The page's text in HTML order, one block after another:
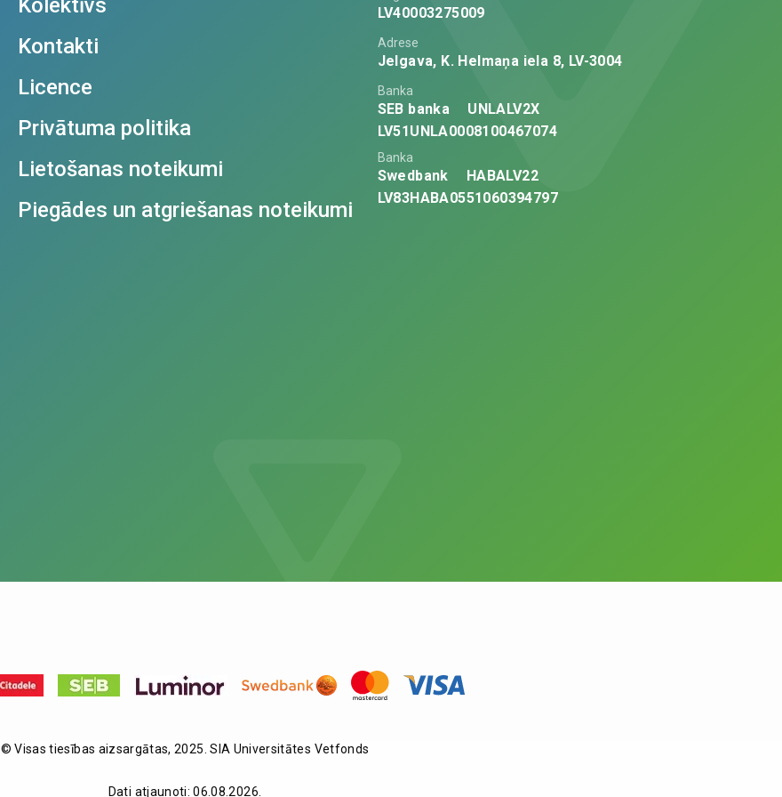
Kolektīvs
Kontakti
Licence
Privātuma politika
Lietošanas noteikumi
Piegādes un atgriešanas noteikumi
LV40003275009
Adrese
Jelgava, K. Helmaņa iela 8, LV-3004
Banka
SEB banka
UNLALV2X
LV51UNLA0008100467074
Banka
Swedbank
HABALV22
LV83HABA0551060394797
© Visas tiesības aizsargātas, 2025. SIA Universitātes Vetfonds
Dati atjaunoti: 06.08.2026.